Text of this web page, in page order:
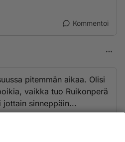
Kommentoi
pitemmän aikaa. Olisi
vaikka tuo Ruikonperä
jottain sinneppäin...